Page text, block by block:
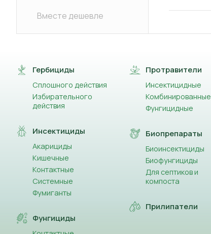
Вместе дешевле
Гербициды
Сплошного действия
Избирательного
действия
Инсектициды
Акарициды
Кишечные
Контактные
Системные
Фумиганты
Фунгициды
Протравители
Инсектицидные
Комбинированные
Фунгицидные
Биопрепараты
Биоинсектициды
Биофунгициды
Для септиков и
компоста
Прилипатели